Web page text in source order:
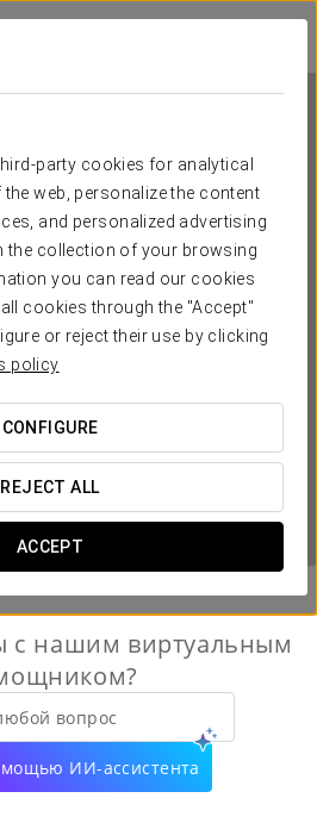
party cookies for analytical
web, personalize the content
and personalized advertising
the collection of your browsing
you can read our cookies
cookies through the "Accept"
or reject their use by clicking
policy
CONFIGURE
REJECT ALL
ACCEPT
Royal Tanau
- BAQUEIRA

с нашим виртуальным
вопрос
ИИ-ассистента